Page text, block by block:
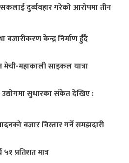
दुर्व्यवहार गरेको आरोपमा तीन
केन्द्र निर्माण हुँदै
मेची-महाकाली साइकल यात्रा
उद्योगमा सुधारका संकेत देखिए :
बजार विस्तार गर्ने समझदारी
प्रतिशत मात्र